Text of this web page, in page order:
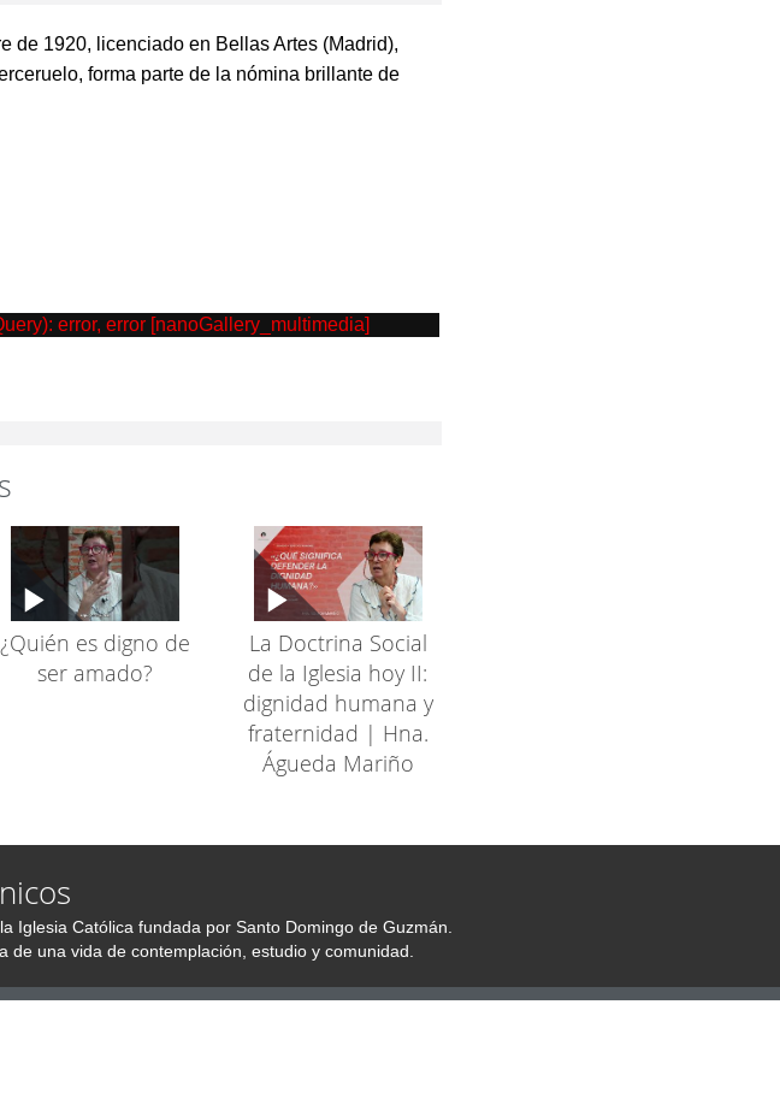
de 1920, licenciado en Bellas Artes (Madrid),
forma parte de la nómina brillante de
error, error [nanoGallery_multimedia]
¿Quién es digno de
ser amado?
La Doctrina Social
de la Iglesia hoy II:
dignidad humana y
fraternidad | Hna.
Águeda Mariño
Iglesia Católica fundada por Santo Domingo de Guzmán.
una vida de contemplación, estudio y comunidad.